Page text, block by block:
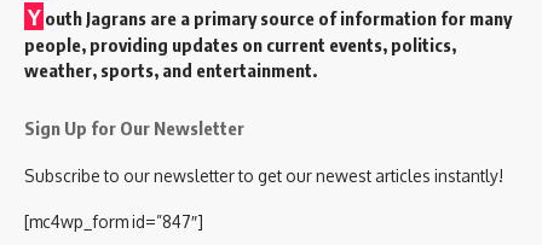
Y outh Jagrans are a primary source of information for many
people, providing updates on current events, politics,
weather, sports, and entertainment.
Sign Up for Our Newsletter
Subscribe to our newsletter to get our newest articles instantly!
[mc4wp_form id=”847″]